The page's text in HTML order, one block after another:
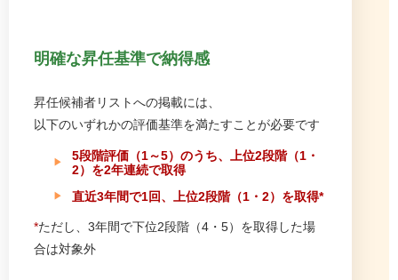
明確な昇任基準で納得感
昇任候補者リストへの掲載には、
以下のいずれかの評価基準を満たすことが必要です
5段階評価（1～5）のうち、上位2段階（1・
2）を2年連続で取得
直近3年間で1回、上位2段階（1・2）を取得*
*ただし、3年間で下位2段階（4・5）を取得した場
合は対象外